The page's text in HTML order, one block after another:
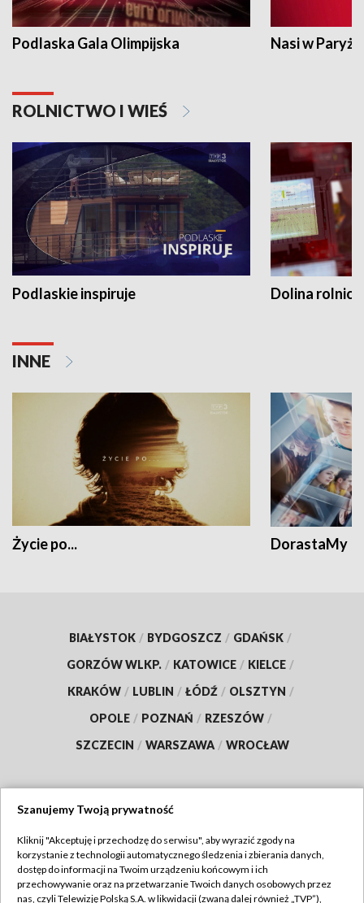
Podlaska Gala Olimpijska Nasi w Paryżu
ROLNICTWO I WIEŚ
Podlaskie inspiruje Dolina
INNE
Życie po... DorastaMy
BIAŁYSTOK / BYDGOSZCZ / GDAŃSK /
GORZÓW WLKP. / KATOWICE / KIELCE /
KRAKÓW / LUBLIN / ŁÓDŹ / OLSZTYN /
OPOLE / POZNAŃ / RZESZÓW /
SZCZECIN / WARSZAWA / WROCŁAW
TVP
Abonament TVP
Regulamin TVP
Szanujemy Twoją prywatność
Kliknij "Akceptuję i przechodzę do serwisu", aby wyrazić zgody na
korzystanie z technologii automatycznego śledzenia i zbierania danych,
dostęp do informacji na Twoim urządzeniu końcowym i ich
przechowywanie oraz na przetwarzanie Twoich danych osobowych przez
nas, czyli Telewizję Polską S.A. w likwidacji (zwaną dalej również „TVP”),